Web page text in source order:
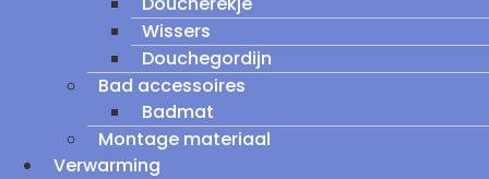
Wissers
Douchegordijn
Bad accessoires
Badmat
Montage materiaal
Verwarming